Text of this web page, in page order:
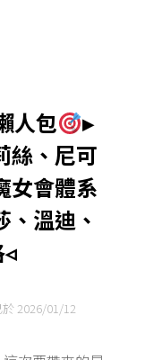
人包
▸
絲、尼可
女會體系
溫迪、
2026/01/12